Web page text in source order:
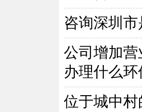
咨询深圳
公司增加
办理什么
位于城中